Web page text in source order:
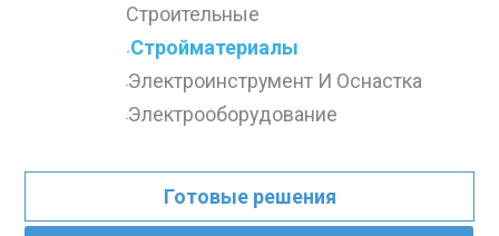
Строительные
-Стройматериалы
-Электроинструмент И Оснастка
-Электрооборудование
Готовые решения